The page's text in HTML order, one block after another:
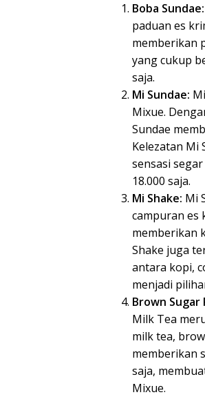
Boba Sundae:
paduan es
memberikan
yang cukup
saja.
Mi Sundae:
Mixue.
Sundae
Kelezatan Mi
sensasi
18.000 saja.
Mi Shake: Mi
campuran es
memberikan
Shake juga
antara kopi,
menjadi
Brown Sugar
Milk Tea
milk tea,
memberikan
saja,
Mixue.